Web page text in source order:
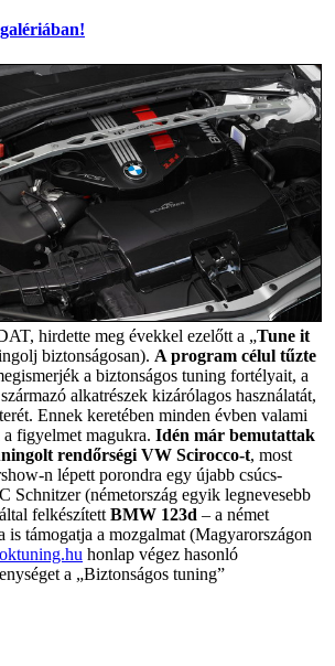
hirdette meg évekkel ezelőtt a „Tune it
biztonságosan). A program célul tűzte
a biztonságos tuning fortélyait, a
alkatrészek kizárólagos használatát,
Ennek keretében minden évben valami
figyelmet magukra. Idén már bemutattak
rendőrségi VW Scirocco-t, most
n lépett porondra egy újabb csúcs-
Schnitzer (németország egyik legnevesebb
felkészített BMW 123d – a német
is támogatja a mozgalmat (Magyarországon
honlap végez hasonló
a „Biztonságos tuning”